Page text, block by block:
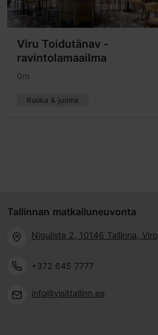
Viru Toidutänav -
ravintolamaailma
0m
Ruoka & juoma
Tallinnan matkailuneuvonta
Niguliste 2, 10146 Tallinna, Viro
+372 645 7777
info@visittallinn.ee